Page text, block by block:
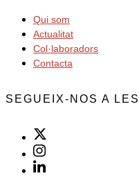
Qui som
Actualitat
Col·laboradors
Contacta
SEGUEIX-NOS A